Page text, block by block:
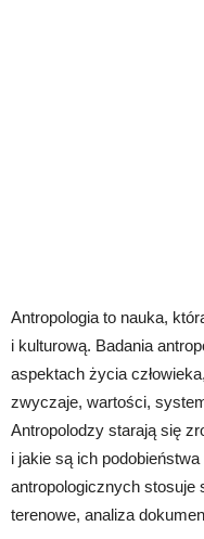
Antropologia to nauka,
i kulturową. Badania
aspektach życia
zwyczaje, wartości,
Antropolodzy starają się
i jakie są ich
antropologicznych stosuje
terenowe, analiza